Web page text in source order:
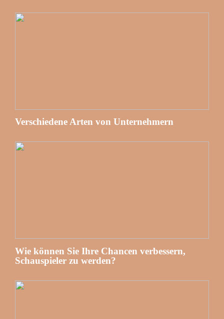
Verschiedene Arten von Unternehmern
Wie können Sie Ihre Chancen verbessern,
Schauspieler zu werden?